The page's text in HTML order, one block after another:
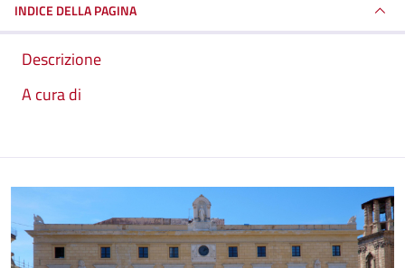
INDICE DELLA PAGINA
Descrizione
A cura di